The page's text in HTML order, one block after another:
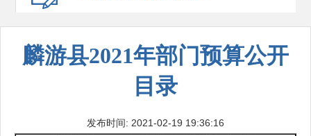
麟游县2021年部门预算公开
目录
发布时间: 2021-02-19 19:36:16